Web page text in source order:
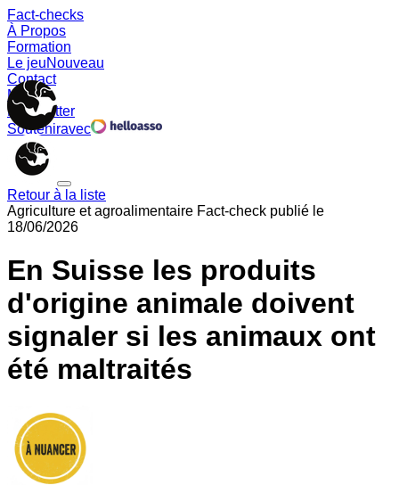
Fact-checks
À Propos
Formation
Le jeuNouveau
Contact
Memes
Newsletter
Souteniravec
Retour à la liste
Agriculture et agroalimentaire Fact-check publié le
18/06/2026
En Suisse les produits
d'origine animale doivent
signaler si les animaux ont
été maltraités